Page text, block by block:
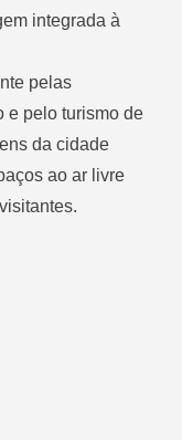
integrada à
pelas
e pelo turismo de
da cidade
ao ar livre